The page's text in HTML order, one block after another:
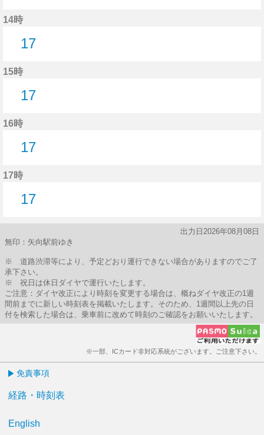
14時
17
15時
17
16時
17
17時
17
出力日2026年08月08日
無印：矢向駅前ゆき
※ 道路渋滞等により、予定どおり運行できない場合がありますのでご了
承下さい。
※ 祝日は休日ダイヤで運行いたします。
ご注意：ダイヤ改正により時刻を変更する場合は、概ねダイヤ改正の1週
間前までに新しい時刻表を掲載いたします。そのため、1週間以上先の日
付を検索した場合は、乗車前に改めて時刻のご確認をお願いいたします。
※一部、ICカード非対応系統がございます。ご注意下さい。
免責事項
経路・時刻表
English